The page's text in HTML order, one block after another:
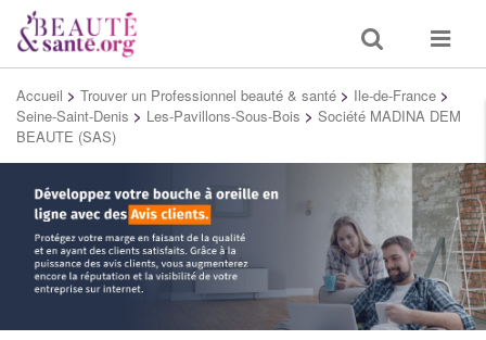
Toggle
search
Toggle
Accueil > Trouver un Professionnel beauté & santé > Ile-de-France >
Seine-Saint-Denis > Les-Pavillons-Sous-Bois > Société MADINA DEM
BEAUTE (SAS)